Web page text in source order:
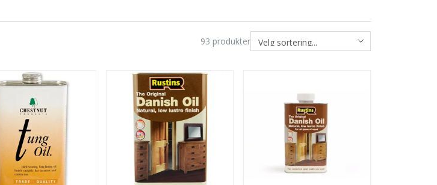
93 produkter